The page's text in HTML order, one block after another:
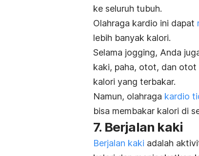
ke seluruh tubuh.
Olahraga kardio ini dapat
lebih banyak kalori.
Selama jogging, Anda
kaki, paha, otot, dan otot
kalori yang terbakar.
Namun, olahraga kardio
bisa membakar kalori di
7. Berjalan kaki
Berjalan kaki adalah